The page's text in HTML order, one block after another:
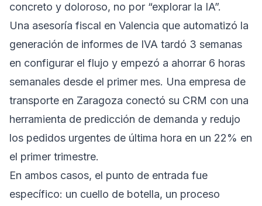
concreto y doloroso, no por “explorar la IA”.
Una asesoría fiscal en Valencia que automatizó la
generación de informes de IVA tardó 3 semanas
en configurar el flujo y empezó a ahorrar 6 horas
semanales desde el primer mes. Una empresa de
transporte en Zaragoza conectó su CRM con una
herramienta de predicción de demanda y redujo
los pedidos urgentes de última hora en un 22% en
el primer trimestre.
En ambos casos, el punto de entrada fue
específico: un cuello de botella, un proceso